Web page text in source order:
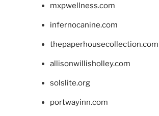
mxpwellness.com
infernocanine.com
thepaperhousecollection.com
allisonwillisholley.com
solslite.org
portwayinn.com